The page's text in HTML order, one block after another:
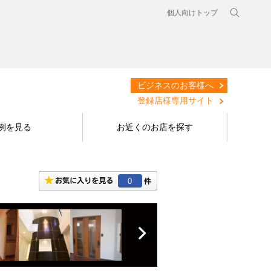
個人向けトップ
ビジネスのお客様へ
登録店様専用サイト
を見る お近くのお店を探す
0